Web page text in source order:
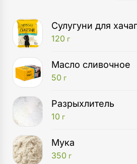
Сулугуни для
120 г
Масло сливочное
50 г
Разрыхлитель
10 г
Мука
350 г